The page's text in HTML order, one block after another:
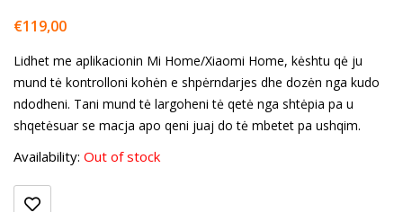
€119,00
Lidhet me aplikacionin Mi Home/Xiaomi Home, kėshtu qė ju
mund tė kontrolloni kohėn e shpėrndarjes dhe dozėn nga kudo
ndodheni. Tani mund tė largoheni tė qetė nga shtėpia pa u
shqetėsuar se macja apo qeni juaj do tė mbetet pa ushqim.
Availability: Out of stock